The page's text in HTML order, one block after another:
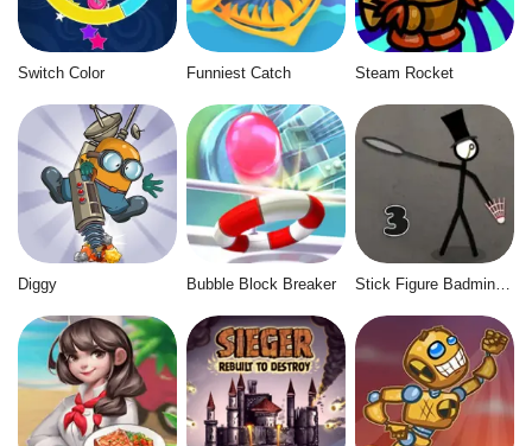
Switch Color Funniest Catch Steam Rocket
Diggy Bubble Block Breaker Stick Figure Badminton 3